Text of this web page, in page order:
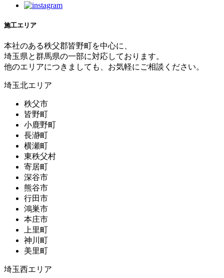
施工エリア
本社のある秩父郡皆野町を中心に、
埼玉県と群馬県の一部に対応しております。
他のエリアにつきましても、お気軽にご相談ください。
埼玉北エリア
秩父市
皆野町
小鹿野町
長瀞町
横瀬町
東秩父村
寄居町
深谷市
熊谷市
行田市
鴻巣市
本庄市
上里町
神川町
美里町
埼玉西エリア